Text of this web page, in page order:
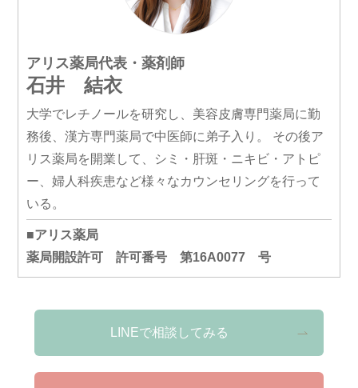
アリス薬局代表・薬剤師
石井 結衣
大学でレチノールを研究し、美容皮膚専門薬局に勤
務後、漢方専門薬局で中医師に弟子入り。 その後ア
リス薬局を開業して、シミ・肝斑・ニキビ・アトピ
ー、婦人科疾患など様々なカウンセリングを行って
いる。
■アリス薬局
薬局開設許可 許可番号 第16A0077 号
LINEで相談してみる